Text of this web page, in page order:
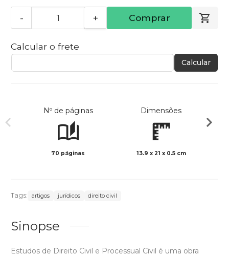
- + Comprar
Calcular o frete
Calcular
Nº de páginas
70 páginas
Dimensões
13.9 x 21 x 0.5 cm
Tags: artigos jurídicos direito civil
Sinopse
Estudos de Direito Civil e Processual Civil é uma obra